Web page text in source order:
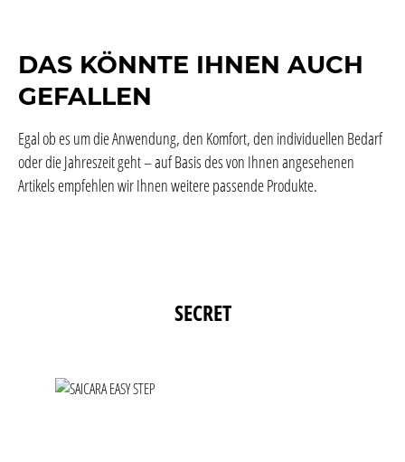
DAS KÖNNTE IHNEN AUCH
GEFALLEN
Egal ob es um die Anwendung, den Komfort, den individuellen Bedarf
oder die Jahreszeit geht – auf Basis des von Ihnen angesehenen
Artikels empfehlen wir Ihnen weitere passende Produkte.
SECRET